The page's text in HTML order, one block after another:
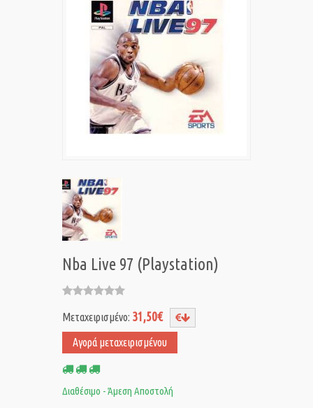
Nba Live 97 (Playstation)
Μεταχειρισμένο: 31,50€
Αγορά μεταχειρισμένου
Διαθέσιμο - Άμεση Αποστολή